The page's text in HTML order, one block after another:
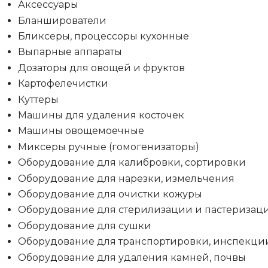
Аксессуары
Бланширователи
Бликсеры, процессоры кухонные
Выпарные аппараты
Дозаторы для овощей и фруктов
Картофелечистки
Куттеры
Машины для удаления косточек
Машины овощемоечные
Миксеры ручные (гомогенизаторы)
Оборудование для калибровки, сортировки
Оборудование для нарезки, измельчения
Оборудование для очистки кожуры
Оборудование для стерилизации и
Оборудование для сушки
Оборудование для транспортировки,
Оборудование для удаления камней, почвы